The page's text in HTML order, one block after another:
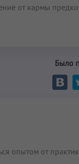
от кармы
Было
опытом от